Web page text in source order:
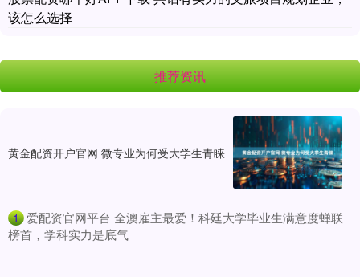
该怎么选择
推荐资讯
黄金配资开户官网 微专业为何受大学生青睐
1 ​爱配资官网平台 全澳雇主最爱！科廷大学毕业生满意度蝉联
榜首，学科实力是底气